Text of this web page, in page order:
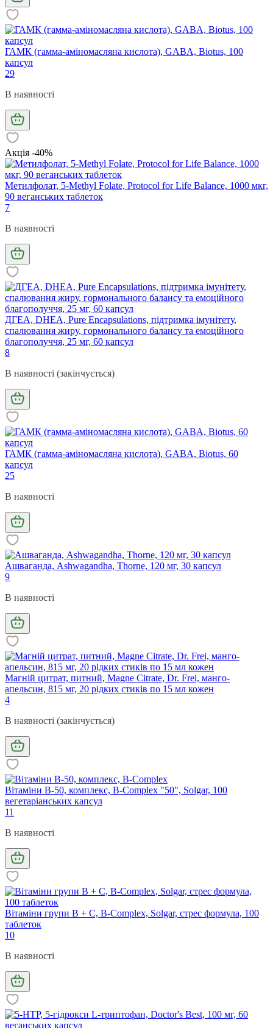
ГАМК (гамма-аміномасляна кислота), GABA, Biotus, 100
капсул
29
В наявності
Акція -40%
Метилфолат, 5-Methyl Folate, Protocol for Life Balance, 1000 мкг,
90 веганських таблеток
7
В наявності
ДГЕА, DHEA, Pure Encapsulations, підтримка імунітету,
спалювання жиру, гормонального балансу та емоційного
благополуччя, 25 мг, 60 капсул
8
В наявності (закінчується)
ГАМК (гамма-аміномасляна кислота), GABA, Biotus, 60
капсул
25
В наявності
Ашваганда, Ashwagandha, Thorne, 120 мг, 30 капсул
9
В наявності
Магній цитрат, питний, Magne Citrate, Dr. Frei, манго-
апельсин, 815 мг, 20 рідких стиків по 15 мл кожен
4
В наявності (закінчується)
Вітаміни В-50, комплекс, B-Complex "50", Solgar, 100
вегетаріанських капсул
11
В наявності
Вітаміни групи В + С, B-Complex, Solgar, стрес формула, 100
таблеток
10
В наявності